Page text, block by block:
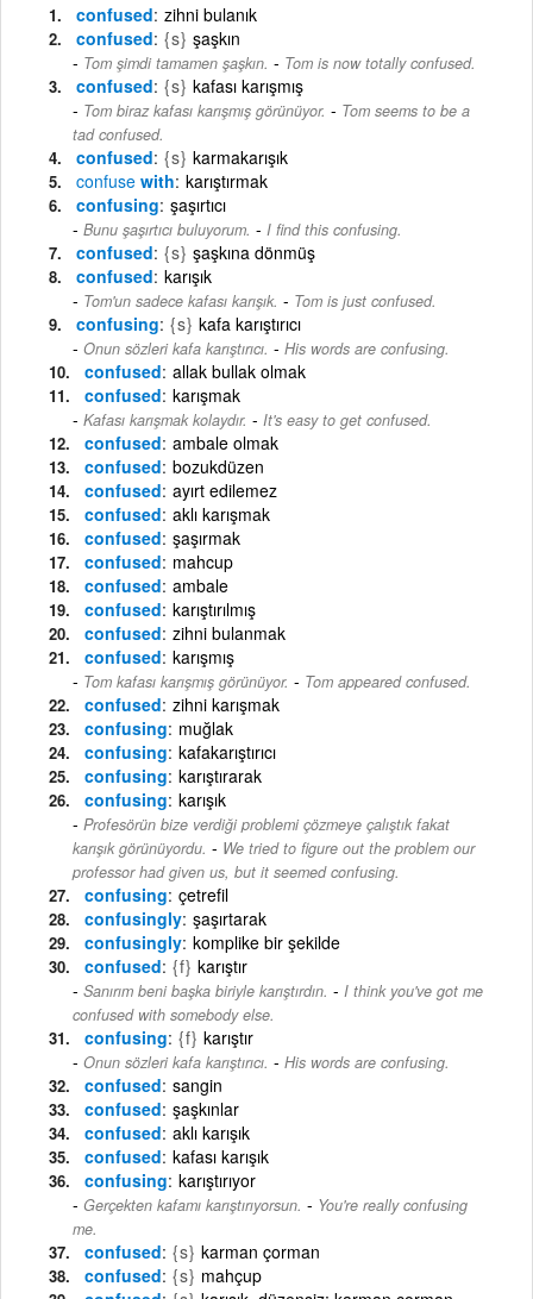
confused zihni bulanık
confused {s} şaşkın
Tom şimdi tamamen şaşkın. - Tom is now totally confused.
confused {s} kafası karışmış
Tom biraz kafası karışmış görünüyor. - Tom seems to be a
tad confused.
confused {s} karmakarışık
confuse with karıştırmak
confusing şaşırtıcı
Bunu şaşırtıcı buluyorum. - I find this confusing.
confused {s} şaşkına dönmüş
confused karışık
Tom'un sadece kafası karışık. - Tom is just confused.
confusing {s} kafa karıştırıcı
Onun sözleri kafa karıştırıcı. - His words are confusing.
confused allak bullak olmak
confused karışmak
Kafası karışmak kolaydır. - It's easy to get confused.
confused ambale olmak
confused bozukdüzen
confused ayırt edilemez
confused aklı karışmak
confused şaşırmak
confused mahcup
confused ambale
confused karıştırılmış
confused zihni bulanmak
confused karışmış
Tom kafası karışmış görünüyor. - Tom appeared confused.
confused zihni karışmak
confusing muğlak
confusing kafakarıştırıcı
confusing karıştırarak
confusing karışık
Profesörün bize verdiği problemi çözmeye çalıştık fakat
karışık görünüyordu. - We tried to figure out the problem our
professor had given us, but it seemed confusing.
confusing çetrefil
confusingly şaşırtarak
confusingly komplike bir şekilde
confused {f} karıştır
Sanırım beni başka biriyle karıştırdın. - I think you've got me
confused with somebody else.
confusing {f} karıştır
Onun sözleri kafa karıştırıcı. - His words are confusing.
confused sangin
confused şaşkınlar
confused aklı karışık
confused kafası karışık
confusing karıştırıyor
Gerçekten kafamı karıştırıyorsun. - You're really confusing
me.
confused {s} karman çorman
confused {s} mahçup